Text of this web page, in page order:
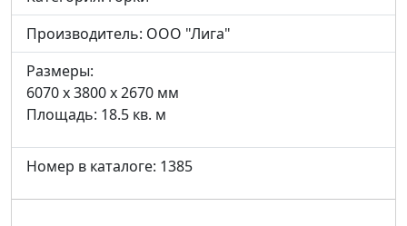
Производитель: ООО "Лига"
Размеры:
6070 x 3800 x 2670 мм
Площадь: 18.5 кв. м
Номер в каталоге: 1385